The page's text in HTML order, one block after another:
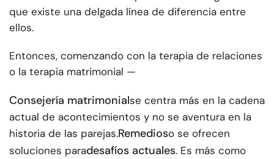
que existe una delgada línea de diferencia entre
ellos.
Entonces, comenzando con la terapia de relaciones
o la terapia matrimonial —
Consejería matrimonialse centra más en la cadena
actual de acontecimientos y no se aventura en la
historia de las parejas.Remedioso se ofrecen
soluciones paradesafíos actuales. Es más como